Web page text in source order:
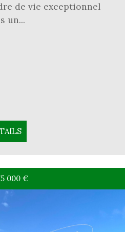
de vie exceptionnel
un...
000 €